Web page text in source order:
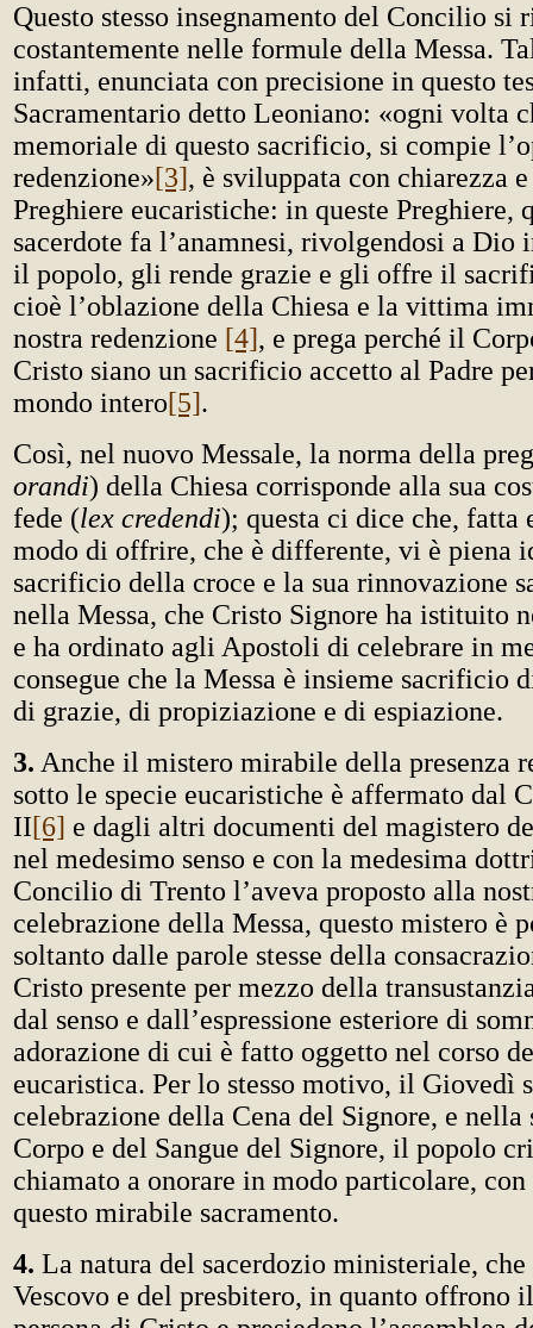
Questo stesso insegnamento del Concilio si
costantemente nelle formule della Messa.
infatti, enunciata con precisione in questo
Sacramentario detto Leoniano: «ogni volta
memoriale di questo sacrificio, si compie
redenzione»[3], è sviluppata con chiarezza
Preghiere eucaristiche: in queste Preghiere,
sacerdote fa l’anamnesi, rivolgendosi a Dio
il popolo, gli rende grazie e gli offre il
cioè l’oblazione della Chiesa e la vittima
nostra redenzione [4], e prega perché il
Cristo siano un sacrificio accetto al Padre
mondo intero[5].
Così, nel nuovo Messale, la norma della
orandi) della Chiesa corrisponde alla sua
fede (lex credendi); questa ci dice che, fatta
modo di offrire, che è differente, vi è piena
sacrificio della croce e la sua rinnovazione
nella Messa, che Cristo Signore ha istituito
e ha ordinato agli Apostoli di celebrare in
consegue che la Messa è insieme sacrificio
di grazie, di propiziazione e di espiazione.
3. Anche il mistero mirabile della presenza
sotto le specie eucaristiche è affermato dal
II[6] e dagli altri documenti del magistero
nel medesimo senso e con la medesima
Concilio di Trento l’aveva proposto alla
celebrazione della Messa, questo mistero è
soltanto dalle parole stesse della
Cristo presente per mezzo della
dal senso e dall’espressione esteriore di
adorazione di cui è fatto oggetto nel corso
eucaristica. Per lo stesso motivo, il Giovedì
celebrazione della Cena del Signore, e nella
Corpo e del Sangue del Signore, il popolo
chiamato a onorare in modo particolare, con
questo mirabile sacramento.
4. La natura del sacerdozio ministeriale,
Vescovo e del presbitero, in quanto offrono